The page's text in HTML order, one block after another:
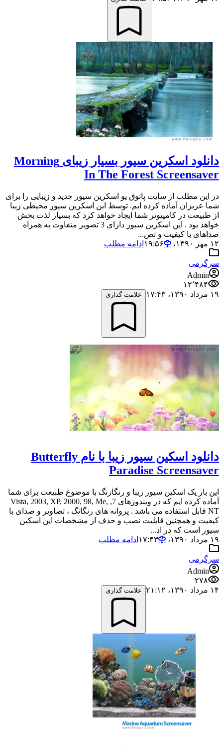
دانلود اسکرین سیور بسیار زیبای Morning
In The Forest Screensaver
در این مطلب از سایت پاتوق یو اسکرین سیور جدید و زیبایی را برای
شما عزیزان آماده کرده ایم. توسط این اسکرین سیور محیطی زیبا
از طبیعت در کامپیوتر شما ایجاد خواهد کرد که بسیار لذت بخش
خواهد بود . این اسکرین سیور دارای 3 تصویر متفاوت به همراه
صداهای با کیفیت و تص...
۱۲ مهر ۱۳۹۰،‏ ۱۹:۵۶
ادامه مطلب
سرگرمی
Admin
۱۲٬۴۸۴
۱۹ مرداد ۱۳۹۰،‏ ۱۷:۴۳
علامت گذاری
دانلود اسکین سیور زیبا با نام Butterfly
Paradise Screensaver
این بار یک اسکین سیور زیبا و رنگارنگ با موضوع طبیعت برای شما
آماده کرده ایم که در ویندوزهای 7, Vista, 2003, XP, 2000, 98, Me,
NT قابل استفاده می باشد . پروانه های رنگانگ ، تصاویر و صدای با
کیفیت و همچنین قابلیت نصب و حذف از مشخصات این اسکین
سیور است که در اد...
۱۹ مرداد ۱۳۹۰،‏ ۱۷:۴۳
ادامه مطلب
سرگرمی
Admin
۲۷۸
۱۴ مرداد ۱۳۹۰،‏ ۲۱:۱۲
علامت گذاری